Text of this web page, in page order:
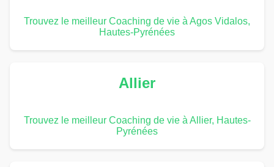
Trouvez le meilleur Coaching de vie à Agos Vidalos,
Hautes-Pyrénées
Allier
Trouvez le meilleur Coaching de vie à Allier, Hautes-
Pyrénées